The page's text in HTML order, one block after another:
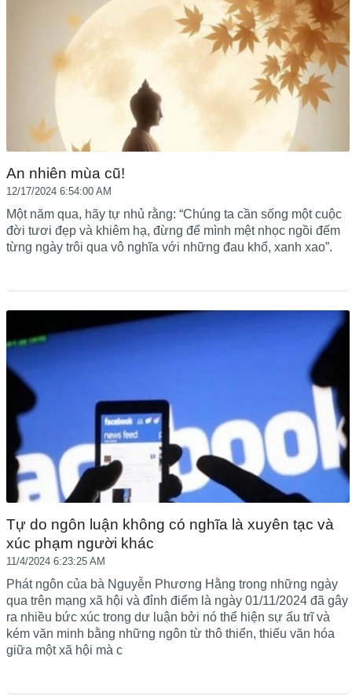
An nhiên mùa cũ!
12/17/2024 6:54:00 AM
Một năm qua, hãy tự nhủ rằng: “Chúng ta cần sống một cuộc
đời tươi đẹp và khiêm hạ, đừng để mình mệt nhọc ngồi đếm
từng ngày trôi qua vô nghĩa với những đau khổ, xanh xao”.
Tự do ngôn luận không có nghĩa là xuyên tạc và
xúc phạm người khác
11/4/2024 6:23:25 AM
Phát ngôn của bà Nguyễn Phương Hằng trong những ngày
qua trên mạng xã hội và đỉnh điểm là ngày 01/11/2024 đã gây
ra nhiều bức xúc trong dư luận bởi nó thể hiện sự ấu trĩ và
kém văn minh bằng những ngôn từ thô thiển, thiếu văn hóa
giữa một xã hội mà c